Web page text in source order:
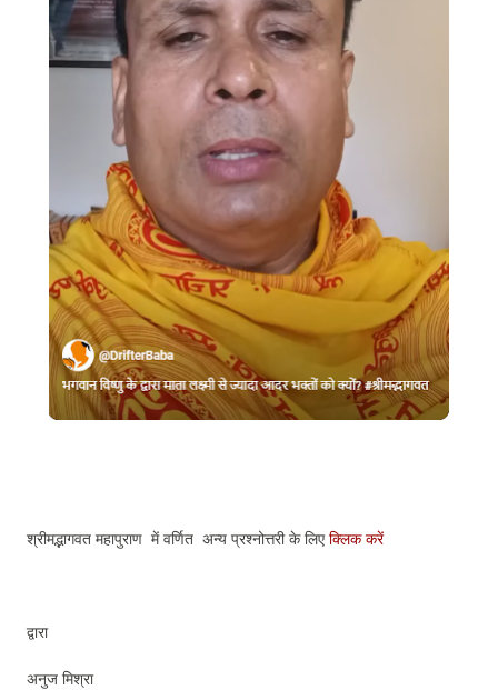
श्रीमद्भागवत महापुराण में वर्णित अन्य प्रश्नोत्तरी के लिए क्लिक करें
द्वारा
अनुज मिश्रा